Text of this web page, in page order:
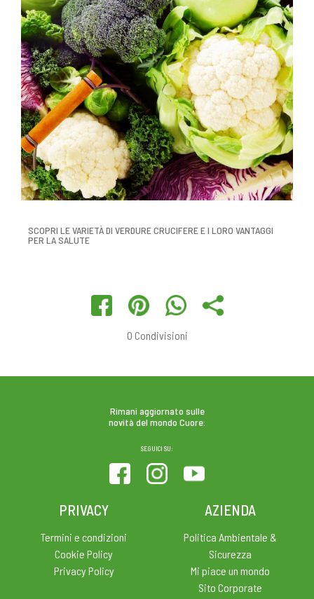
SCOPRI LE VARIETÀ DI VERDURE CRUCIFERE E I LORO VANTAGGI
PER LA SALUTE
0 Condivisioni
Rimani aggiornato sulle
novità del mondo Cuore:
SEGUICI SU:
PRIVACY
Termini e condizioni
Cookie Policy
Privacy Policy
AZIENDA
Politica Ambientale &
Sicurezza
Mi piace un mondo
Sito Corporate